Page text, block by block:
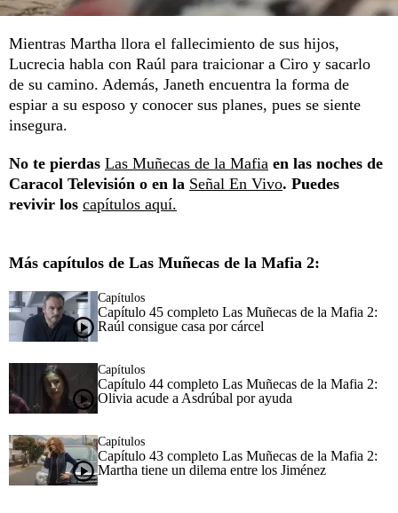
Mientras Martha llora el fallecimiento de sus hijos,
Lucrecia habla con Raúl para traicionar a Ciro y sacarlo
de su camino. Además, Janeth encuentra la forma de
espiar a su esposo y conocer sus planes, pues se siente
insegura.
No te pierdas Las Muñecas de la Mafia en las noches de
Caracol Televisión o en la Señal En Vivo. Puedes
revivir los capítulos aquí.
Más capítulos de Las Muñecas de la Mafia 2:
Capítulos
Capítulo 45 completo Las Muñecas de la Mafia 2:
Raúl consigue casa por cárcel
Capítulos
Capítulo 44 completo Las Muñecas de la Mafia 2:
Olivia acude a Asdrúbal por ayuda
Capítulos
Capítulo 43 completo Las Muñecas de la Mafia 2:
Martha tiene un dilema entre los Jiménez